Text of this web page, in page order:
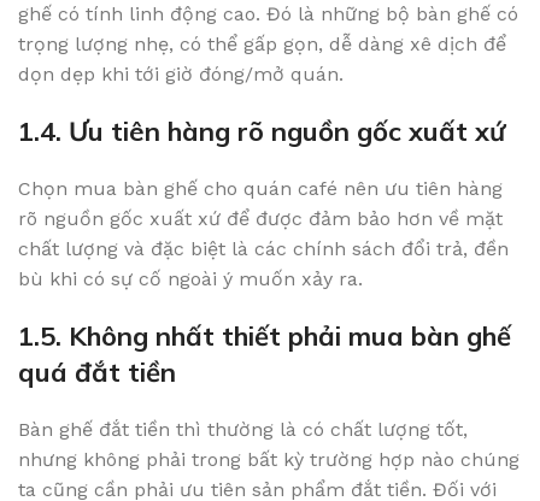
ghế có tính linh động cao. Đó là những bộ bàn ghế có
trọng lượng nhẹ, có thể gấp gọn, dễ dàng xê dịch để
dọn dẹp khi tới giờ đóng/mở quán.
1.4. Ưu tiên hàng rõ nguồn gốc xuất xứ
Chọn mua bàn ghế cho quán café nên ưu tiên hàng
rõ nguồn gốc xuất xứ để được đảm bảo hơn về mặt
chất lượng và đặc biệt là các chính sách đổi trả, đền
bù khi có sự cố ngoài ý muốn xảy ra.
1.5. Không nhất thiết phải mua bàn ghế
quá đắt tiền
Bàn ghế đắt tiền thì thường là có chất lượng tốt,
nhưng không phải trong bất kỳ trường hợp nào chúng
ta cũng cần phải ưu tiên sản phẩm đắt tiền. Đối với